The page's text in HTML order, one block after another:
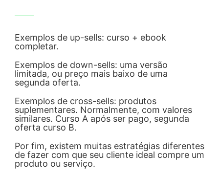
Exemplos de up-sells: curso + ebook
completar.
Exemplos de down-sells: uma versão
limitada, ou preço mais baixo de uma
segunda oferta.
Exemplos de cross-sells: produtos
suplementares. Normalmente, com valores
similares. Curso A após ser pago, segunda
oferta curso B.
Por fim, existem muitas estratégias diferentes
de fazer com que seu cliente ideal compre um
produto ou serviço.